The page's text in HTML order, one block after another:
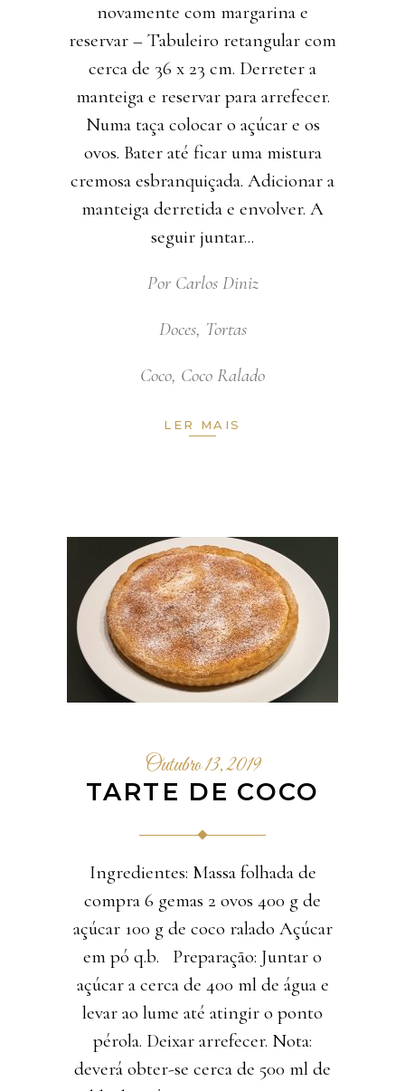
novamente com margarina e
reservar – Tabuleiro retangular com
cerca de 36 x 23 cm. Derreter a
manteiga e reservar para arrefecer.
Numa taça colocar o açúcar e os
ovos. Bater até ficar uma mistura
cremosa esbranquiçada. Adicionar a
manteiga derretida e envolver. A
seguir juntar
Por Carlos Diniz
Doces, Tortas
Coco, Coco Ralado
LER MAIS
Outubro 13, 2019
TARTE DE COCO
Ingredientes: Massa folhada de
compra 6 gemas 2 ovos 400 g de
açúcar 100 g de coco ralado Açúcar
em pó q.b. Preparação: Juntar o
açúcar a cerca de 400 ml de água e
levar ao lume até atingir o ponto
pérola. Deixar arrefecer. Nota:
deverá obter-se cerca de 500 ml de